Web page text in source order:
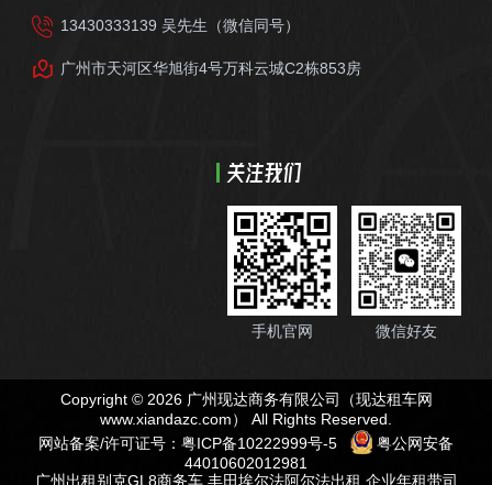
13430333139 吴先生（微信同号）
广州市天河区华旭街4号万科云城C2栋853房
关注我们
手机官网 微信好友
Copyright © 2026 广州现达商务有限公司（现达租车网
www.xiandazc.com） All Rights Reserved.
网站备案/许可证号： 粤ICP备10222999号-5
粤公网安备
44010602012981
广州出租别克GL8商务车, 丰田埃尔法阿尔法出租 企业年租带司